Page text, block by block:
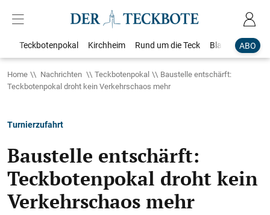
ABO
Teckbotenpokal Kirchheim Rund um die Teck Blaulicht
Home Nachrichten Teckbotenpokal
Baustelle entschärft:
Teckbotenpokal droht kein Verkehrschaos mehr
Turnierzufahrt
Baustelle entschärft:
Teckbotenpokal droht kein
Verkehrschaos mehr